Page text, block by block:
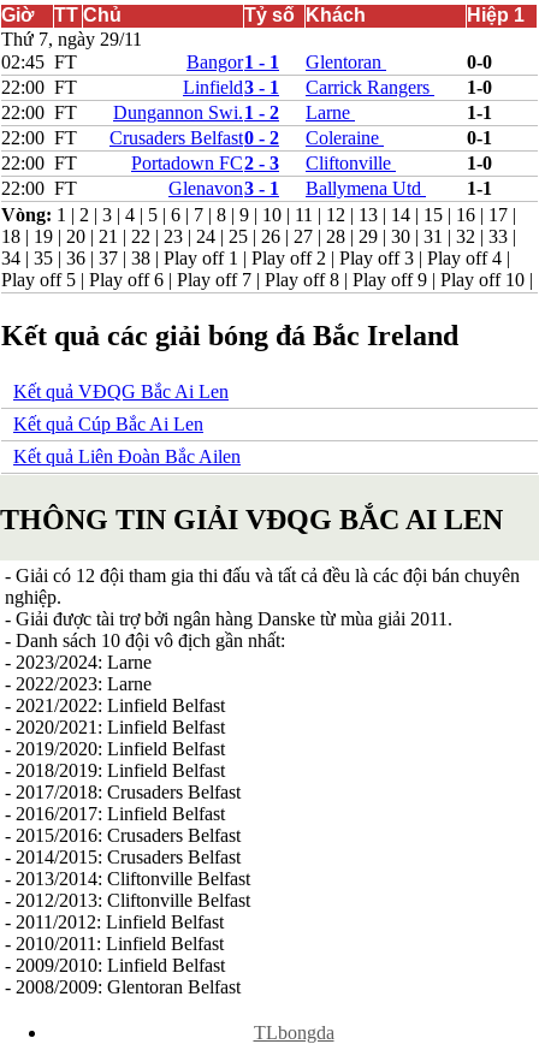
Bắc Macedonia
Bỉ
Croatia
Estonia
Georgia
Gibralta
Hungary
Hy Lạp
Iceland
Ireland
Israel
Kazakhstan
Kosovo
Latvia
Lithuania
Na Uy
San Marino
Serbia
Slovenia
Síp
Thổ Nhĩ Kỳ
Trung Quốc
Iraq
Giờ TT Chủ Tỷ số Khách
Hiệp 1
Thứ 7, ngày 29/11
02:45 FT Bangor1 - 1 Glentoran
0-0
22:00 FT Linfield3 - 1 Carrick Rangers
1-0
22:00 FT Dungannon Swi.1 - 2 Larne
1-1
22:00 FT Crusaders Belfast0 - 2 Coleraine
0-1
22:00 FT Portadown FC2 - 3 Cliftonville
1-0
22:00 FT Glenavon3 - 1 Ballymena Utd
1-1
Vòng: 1 | 2 | 3 | 4 | 5 | 6 | 7 | 8 | 9 | 10 | 11 | 12 | 13 | 14 | 15 | 16 | 17 |
18 | 19 | 20 | 21 | 22 | 23 | 24 | 25 | 26 | 27 | 28 | 29 | 30 | 31 | 32 | 33 |
34 | 35 | 36 | 37 | 38 | Play off 1 | Play off 2 | Play off 3 | Play off 4 |
Play off 5 | Play off 6 | Play off 7 | Play off 8 | Play off 9 | Play off 10 |
Kết quả các giải bóng đá Bắc Ireland
Kết quả VĐQG Bắc Ai Len
Kết quả Cúp Bắc Ai Len
Kết quả Liên Đoàn Bắc Ailen
THÔNG TIN GIẢI VĐQG BẮC AI LEN
- Giải có 12 đội tham gia thi đấu và tất cả đều là các đội bán chuyên
nghiệp.
- Giải được tài trợ bởi ngân hàng Danske từ mùa giải 2011.
- Danh sách 10 đội vô địch gần nhất:
- 2023/2024: Larne
- 2022/2023: Larne
- 2021/2022: Linfield Belfast
- 2020/2021: Linfield Belfast
- 2019/2020: Linfield Belfast
- 2018/2019: Linfield Belfast
- 2017/2018: Crusaders Belfast
- 2016/2017: Linfield Belfast
- 2015/2016: Crusaders Belfast
- 2014/2015: Crusaders Belfast
- 2013/2014: Cliftonville Belfast
- 2012/2013: Cliftonville Belfast
- 2011/2012: Linfield Belfast
- 2010/2011: Linfield Belfast
- 2009/2010: Linfield Belfast
- 2008/2009: Glentoran Belfast
TLbongda